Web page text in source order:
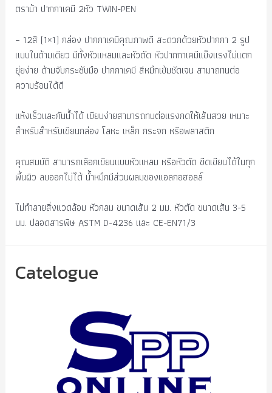
ตราม้า ปากกาเคมี 2หัว TWIN-PEN
– 12สี (1×1) กล่อง ปากกาเคมีคุณภาพดี สะดวกด้วยหัวปากกา 2 รูป
แบบในด้ามเดียว มีทั้งหัวแหลมและหัวตัด หัวปากกาเคมีแข็งแรงไม่แตก
ยุ่ยง่าย ด้ามจับกระชับมือ ปากกาเคมี สีหมึกเข้มชัดเจน สามาถทนต่อ
ความร้อนได้ดี
แห้งเร็วและกันน้ำได้ เขียนง่ายสามารถทนต่อแรงกดให้เส้นสวย เหมาะ
สำหรับสำหรับเขียนกล่อง โลหะ เหล็ก กระจก หรือพลาสติก
คุณสมบัติ สามารถเลือกเขียนแบบหัวแหลม หรือหัวตัด ขีดเขียนได้ในทุก
พื้นผิว ลบออกไม่ได้ น้ำหมึกมีส่วนผลมของแอลกอฮอลล์
ไม่ทำลายสิ่งแวดล้อม หัวกลม ขนาดเส้น 2 มม. หัวตัด ขนาดเส้น 3-5
มม. ปลอดสารพิษ ASTM D-4236 และ CE-EN71/3
Catelogue